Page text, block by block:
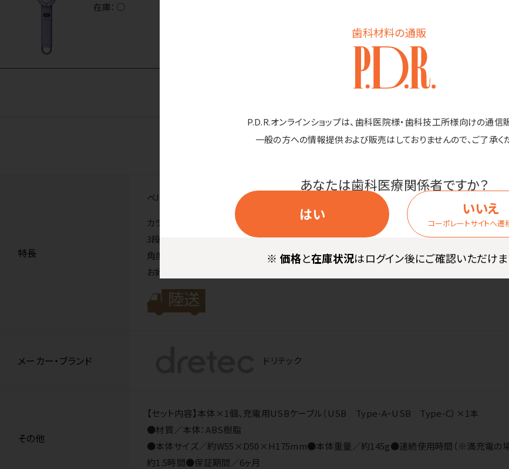
歯科材料の通販
P.D.R.オンラインショップは、歯科医院様・歯科技工所様向けの通信
一般の方への情報提供および販売はしておりませんので、ご了承く
あなたは歯科医療関係者ですか？
はい
いいえ
コーポレートサイトへ遷
※ 価格と在庫状況はログイン後にご確認いただけま
在庫： ○
商品詳細
特長
ペルチェ式冷却プレート付きなので、電源を点けた直後から冷たい風を感じられます。
カラビナ付でカバンに付けたり、立てたりできます。
3段階で風量調節ができます。
角度調整できるヘッド。
お好きなストラップを取り付けられるストラップ穴。
メーカー・ブランド ドリテック
その他
【セット内容】本体×1個、充電用USBケーブル（USB Type-AｰUSB Type-C）×1本
●材質／本体：ABS樹脂
●本体サイズ／約W55×D50×H175mm●本体重量／約145g●連続使用時間（※満充電の場合）／
約1.5時間●保証期間／6ヶ月